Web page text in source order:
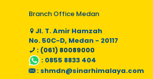
Branch Office Medan
Jl. T. Amir Hamzah
No. 50C-D, Medan - 20117
: (061) 80089000
: 0855 8833 404
: shmdn@sinarhimalaya.com